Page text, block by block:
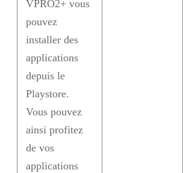
VPRO2+ vous
pouvez
installer des
applications
depuis le
Playstore.
Vous pouvez
ainsi profitez
de vos
applications